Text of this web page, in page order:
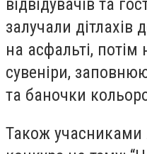
відвідувачів та
залучали
на асфальті,
сувеніри,
та баночки
Також учасниками